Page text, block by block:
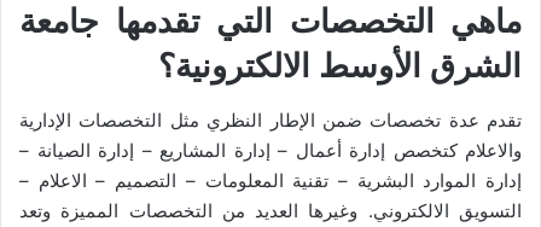
ماهي التخصصات التي تقدمها جامعة
الشرق الأوسط الالكترونية؟
تقدم عدة تخصصات ضمن الإطار النظري مثل التخصصات الإدارية
والاعلام كتخصص إدارة أعمال – إدارة المشاريع – إدارة الصيانة –
إدارة الموارد البشرية – تقنية المعلومات – التصميم – الاعلام –
التسويق الالكتروني. وغيرها العديد من التخصصات المميزة وتعد